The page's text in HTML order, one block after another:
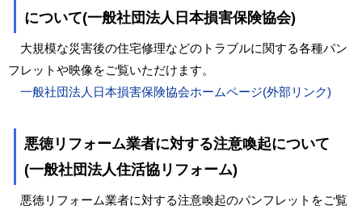
について(一般社団法人日本損害保険協会)
大規模な災害後の住宅修理などのトラブルに関する各種パン
フレットや映像をご覧いただけます。
一般社団法人日本損害保険協会ホームページ(外部リンク)
悪徳リフォーム業者に対する注意喚起について
(一般社団法人住活協リフォーム)
悪徳リフォーム業者に対する注意喚起のパンフレットをご覧